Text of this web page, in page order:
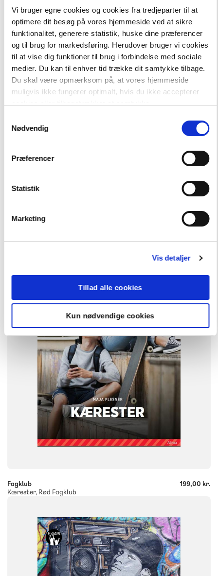
Vi bruger egne cookies og cookies fra tredjeparter til at
optimere dit besøg på vores hjemmeside ved at sikre
funktionalitet, generere statistik, huske dine præferencer
og til brug for markedsføring. Herudover bruger vi cookies
til at vise dig funktioner til brug i forbindelse med sociale
medier. Du kan til enhver tid trække dit samtykke tilbage.
Du skal være opmærksom på, at vores hjemmeside
muligvis ikke fungerer optimalt, hvis du ikke accepterer
Nødvendig
Præferencer
Statistik
Marketing
Vis detaljer
Tillad alle cookies
Kun nødvendige cookies
- +
Tøjkrise, Sort Fagklub
Andre har også købt
6. klasse 7. klasse 8. klasse
ISBN
9788723546036
+
Fagklub
Kærester, Rød Fagklub
199,00 kr.
NIVEAU
7. klasse 8. klasse 9. klasse 10. klasse
FORMAT
Flergangsbog